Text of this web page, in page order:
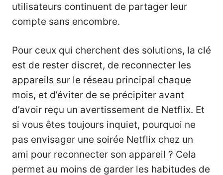
utilisateurs continuent de partager leur
compte sans encombre.
Pour ceux qui cherchent des solutions, la clé
est de rester discret, de reconnecter les
appareils sur le réseau principal chaque
mois, et d’éviter de se précipiter avant
d’avoir reçu un avertissement de Netflix. Et
si vous êtes toujours inquiet, pourquoi ne
pas envisager une soirée Netflix chez un
ami pour reconnecter son appareil ? Cela
permet au moins de garder les habitudes de